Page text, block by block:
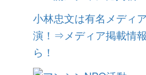
小林忠文は有名メディ
演！⇒メディア掲載情
ら！